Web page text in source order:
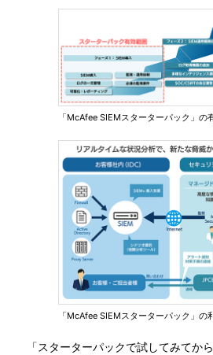
「McAfee SIEMスターターパック」の
「McAfee SIEMスターターパック」の
「スターターパックで試してみてか